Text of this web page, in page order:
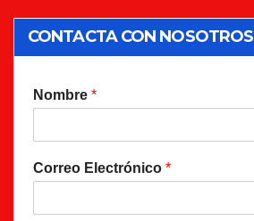
CONTACTA CON NOSOTROS
Nombre *
Correo Electrónico *